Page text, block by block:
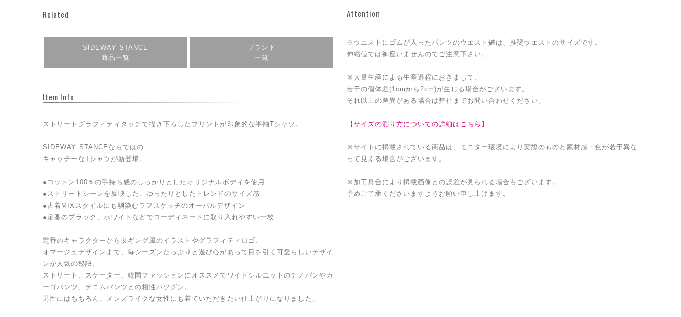
Related
SIDEWAY STANCE
商品一覧
ブランド
一覧
Item Info
ストリートグラフィティタッチで描き下ろしたプリントが印象的な半袖Tシャツ。
SIDEWAY STANCEならではの
キャッチーなTシャツが新登場。
●コットン100％の手持ち感のしっかりとしたオリジナルボディを使用
●ストリートシーンを反映した、ゆったりとしたトレンドのサイズ感
●古着MIXスタイルにも馴染むラフスケッチのオーバルデザイン
●定番のブラック、ホワイトなどでコーディネートに取り入れやすい一枚
定番のキャラクターからタギング風のイラストやグラフィティロゴ、
オマージュデザインまで、毎シーズンたっぷりと遊び心があって目を引く可愛らしいデザイ
ンが人気の秘訣。
ストリート、スケーター、韓国ファッションにオススメでワイドシルエットのチノパンやカ
ーゴパンツ、デニムパンツとの相性バツグン。
男性にはもちろん、メンズライクな女性にも着ていただきたい仕上がりになりました。
Attention
※ウエストにゴムが入ったパンツのウエスト値は、推奨ウエストのサイズです。
伸縮値では御座いませんのでご注意下さい。
※大量生産による生産過程におきまして、
若干の個体差(1cmから2cm)が生じる場合がございます。
それ以上の差異がある場合は弊社までお問い合わせください。
【サイズの測り方についての詳細はこちら】
※サイトに掲載されている商品は、モニター環境により実際のものと素材感・色が若干異な
って見える場合がございます。
※加工具合により掲載画像との誤差が見られる場合もございます。
予めご了承くださいますようお願い申し上げます。